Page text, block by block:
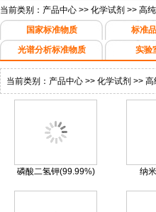
当前类别： 产品中心 >> 化学试剂 >> 高
国家标准物质
标准
光谱分析标准物质
实验
当前类别： 产品中心 >> 化学试剂 >> 高
磷酸二氢钾(99.99%) 纳